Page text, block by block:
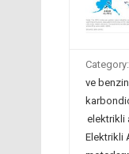
Category:
ve
elektrikli
Elektrikli